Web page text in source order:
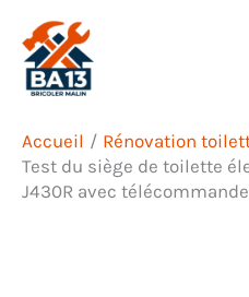
contenu
Accueil
Rénovation
Test du siège de toilette
J430R avec télécommande
Rechercher